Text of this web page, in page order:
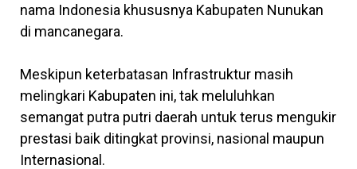
nama Indonesia khususnya Kabupaten Nunukan
di mancanegara.
Meskipun keterbatasan Infrastruktur masih
melingkari Kabupaten ini, tak meluluhkan
semangat putra putri daerah untuk terus mengukir
prestasi baik ditingkat provinsi, nasional maupun
Internasional.